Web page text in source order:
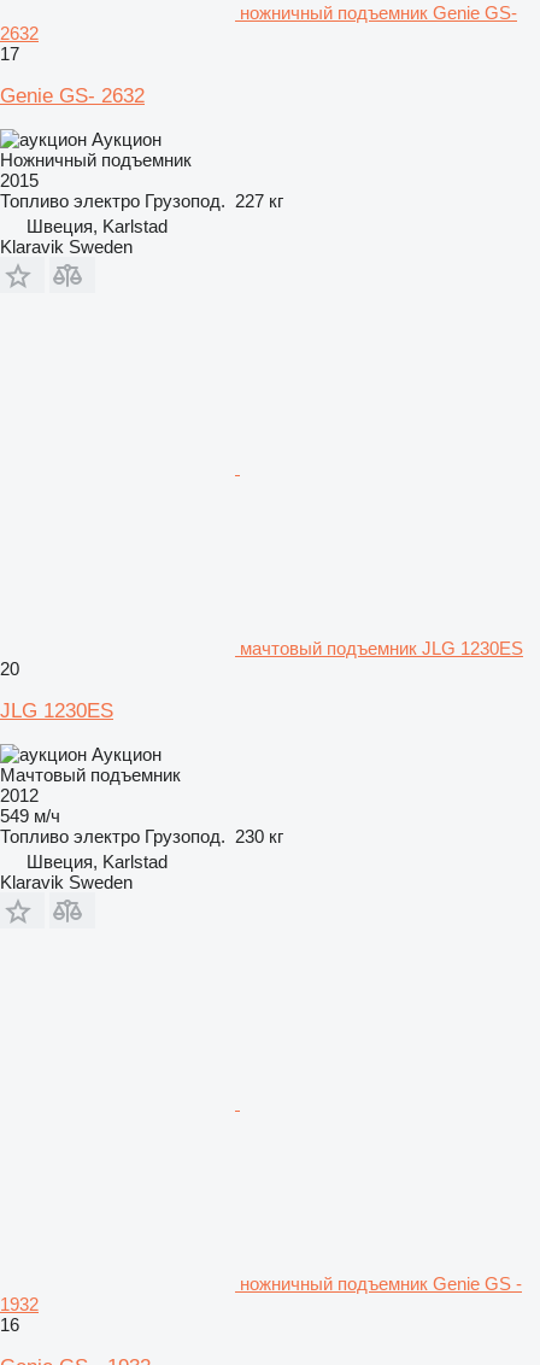
ножничный подъемник Genie GS-
2632
17
Genie GS- 2632
Аукцион
Ножничный подъемник
2015
Топливо электро Грузопод. 227 кг
Швеция, Karlstad
Klaravik Sweden
мачтовый подъемник JLG 1230ES
20
JLG 1230ES
Аукцион
Мачтовый подъемник
2012
549 м/ч
Топливо электро Грузопод. 230 кг
Швеция, Karlstad
Klaravik Sweden
ножничный подъемник Genie GS -
1932
16